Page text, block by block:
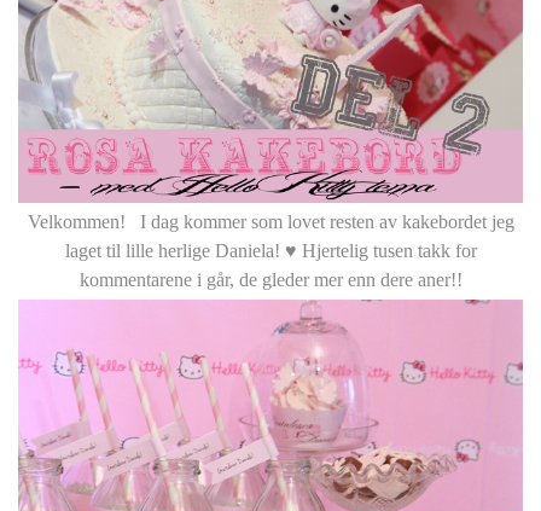
Velkommen! I dag kommer som lovet resten av kakebordet jeg
laget til lille herlige Daniela! ♥ Hjertelig tusen takk for
kommentarene i går, de gleder mer enn dere aner!!